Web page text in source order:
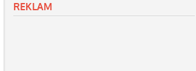
REKLAM